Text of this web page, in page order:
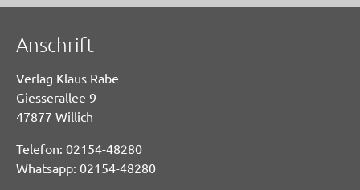
Anschrift
Verlag Klaus Rabe
Giesserallee 9
47877 Willich
Telefon: 02154-48280
Whatsapp: 02154-48280